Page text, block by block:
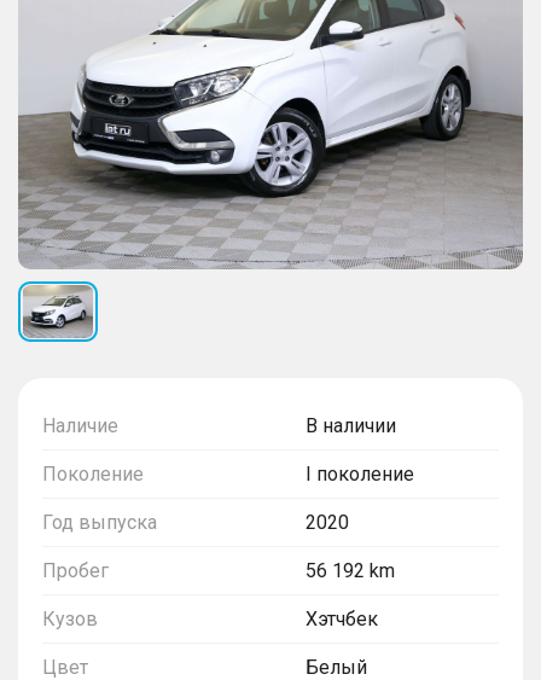
Наличие В наличии
Поколение I поколение
Год выпуска 2020
Пробег 56 192 km
Кузов Хэтчбек
Цвет Белый